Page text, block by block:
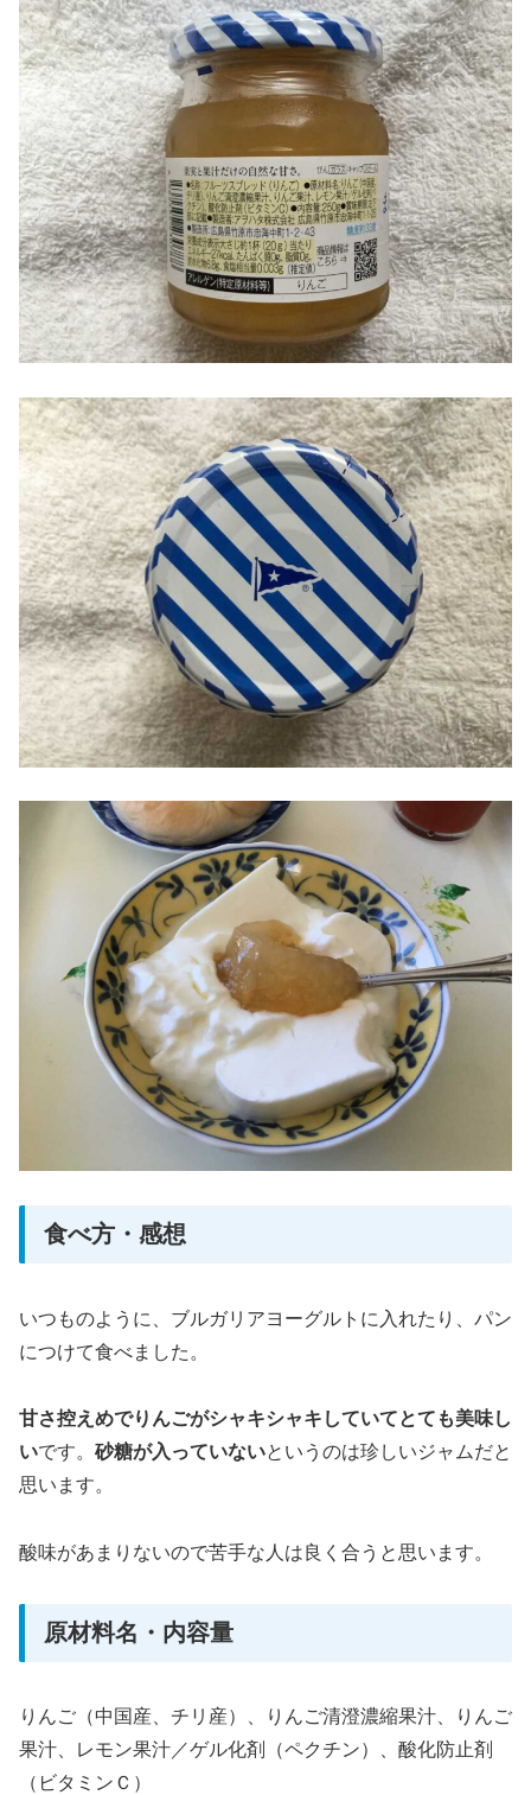
食べ方・感想
いつものように、ブルガリアヨーグルトに入れたり、パン
につけて食べました。
甘さ控えめでりんごがシャキシャキしていてとても美味し
いです。 砂糖が入っていないというのは珍しいジャムだと
思います。
酸味があまりないので苦手な人は良く合うと思います。
原材料名・内容量
りんご（中国産、チリ産）、りんご清澄濃縮果汁、りんご
果汁、レモン果汁／ゲル化剤（ペクチン）、酸化防止剤
（ビタミンＣ）